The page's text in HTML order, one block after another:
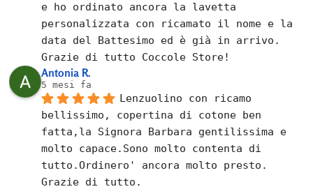
e ho ordinato ancora la lavetta
personalizzata con ricamato il nome e la
data del Battesimo ed è già in arrivo.
Grazie di tutto Coccole Store!
Antonia R.
5 mesi fa
Lenzuolino con ricamo
bellissimo, copertina di cotone ben
fatta,la Signora Barbara gentilissima e
molto capace.Sono molto contenta di
tutto.Ordinero' ancora molto presto.
Grazie di tutto.